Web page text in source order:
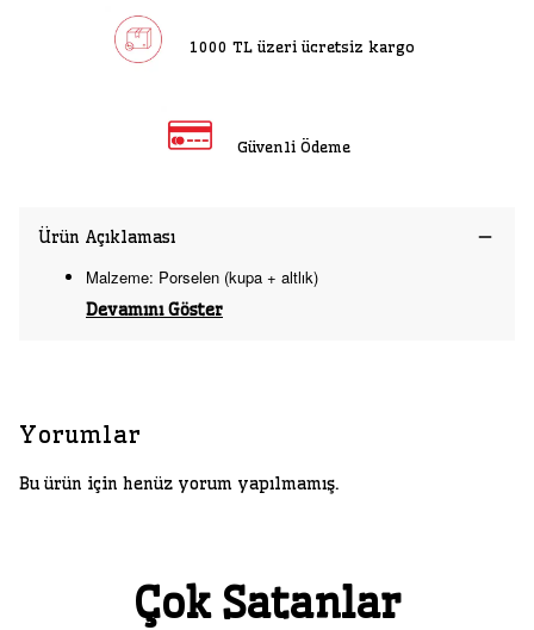
1000 TL üzeri ücretsiz kargo
Güvenli Ödeme
Ürün Açıklaması
Malzeme: Porselen (kupa + altlık)
Devamını Göster
Yorumlar
Bu ürün için henüz yorum yapılmamış.
Çok Satanlar